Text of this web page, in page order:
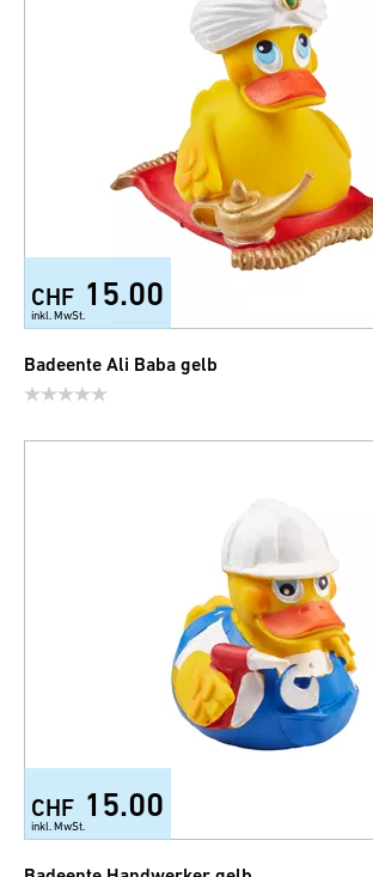
CHF 15.00
inkl. MwSt.
Badeente Ali Baba gelb
CHF 15.00
inkl. MwSt.